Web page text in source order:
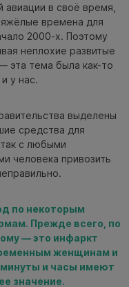
авиации в своё время,
времена для
2000-х. Поэтому
неплохие развитые
эта тема была как-то
у нас.
выделены
средства для
с любыми
человека привозить
по некоторым
Прежде всего, по
— это инфаркт
женщинам и
минуты и часы имеют
значение.